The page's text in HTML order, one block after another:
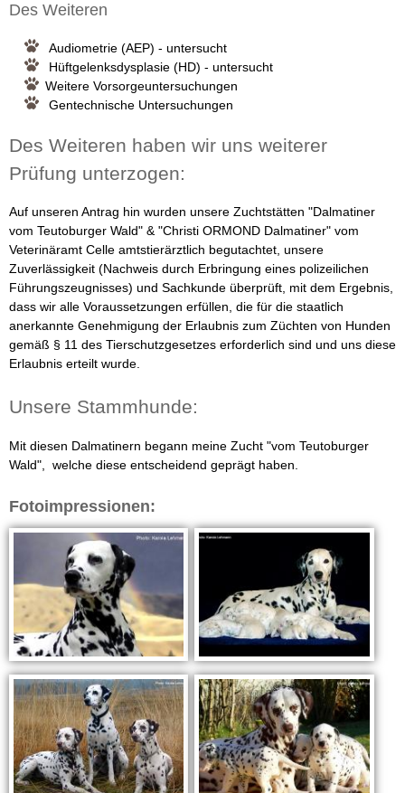
r
W
l
d
-
D
a
l
m
a
t
i
n
r
w
e
l
p
e
Des Weiteren
Audiometrie (AEP) - untersucht
Hüftgelenksdysplasie (HD) - untersucht
Weitere Vorsorgeuntersuchungen
Gentechnische Untersuchungen
Des Weiteren haben wir uns weiterer
Prüfung unterzogen:
Auf unseren Antrag hin wurden unsere Zuchtstätten "Dalmatiner
vom Teutoburger Wald" & "Christi ORMOND Dalmatiner" vom
Veterinäramt Celle amtstierärztlich begutachtet, unsere
Zuverlässigkeit (Nachweis durch Erbringung eines polizeilichen
Führungszeugnisses) und Sachkunde überprüft, mit dem Ergebnis,
dass wir alle Voraussetzungen erfüllen, die für die staatlich
anerkannte Genehmigung der Erlaubnis zum Züchten von Hunden
gemäß § 11 des Tierschutzgesetzes erforderlich sind und uns diese
Erlaubnis erteilt wurde.
Unsere Stammhunde:
Mit diesen Dalmatinern begann meine Zucht "vom Teutoburger
Wald", welche diese entscheidend geprägt haben.
Fotoimpressionen: